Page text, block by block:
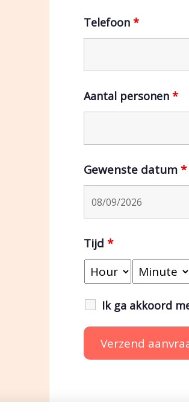
Telefoon *
Aantal personen *
Gewenste datum*
Tijd *
Ik ga akkoord